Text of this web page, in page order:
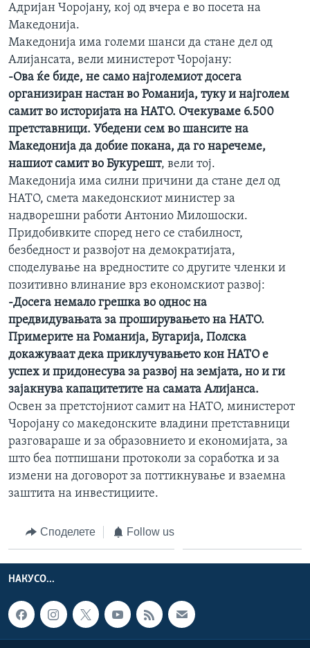
УМЕТНОСТ И ЗАБАВА
ИНТЕРВЈУА
Јазици
Адријан Чоројану, кој од вчера е во посета на
Македонија.
Македонија има големи шанси да стане дел од
Алијансата, вели министерот Чоројану:
-Ова ќе биде, не само најголемиот досега
организиран настан во Романија, туку и најголем
самит во историјата на НАТО. Очекуваме 6.500
претставници. Убедени сем во шансите на
Македонија да добие покана, да го наречеме,
нашиот самит во Букурешт, вели тој.
Македонија има силни причини да стане дел од
НАТО, смета македонскиот министер за
надворешни работи Антонио Милошоски.
Придобивките според него се стабилност,
безбедност и развојот на демократијата,
споделување на вредностите со другите членки и
позитивно влинание врз економскиот развој:
-Досега немало грешка во однос на
предвидувањата за проширувањето на НАТО.
Примерите на Романија, Бугарија, Полска
докажуваат дека приклучувањето кон НАТО е
успех и придонесува за развој на земјата, но и ги
зајакнува капацитетите на самата Алијанса.
Освен за претстојниот самит на НАТО, министерот
Чоројану со македонските владини претставници
разговараше и за образовнието и економијата, за
што беа потпишани протоколи за соработка и за
измени на договорот за поттикнување и взаемна
заштита на инвестициите.
Споделете Follow us
НАКУСО...